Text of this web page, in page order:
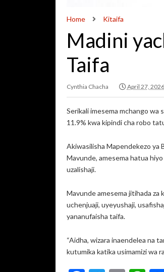
Home Kitaifa
Madini
Taifa
Cynthia Chacha April 27, 2026
Serikali imesema mchango wa
11.9% kwa kipindi cha robo
Akiwasilisha Mapendekezo ya
Mavunde, amesema hatua
uzalishaji.
Mavunde amesema jitihada za
uchenjuaji, uyeyushaji,
yananufaisha taifa.
“Aidha, wizara inaendelea na
kutumika katika usimamizi wa